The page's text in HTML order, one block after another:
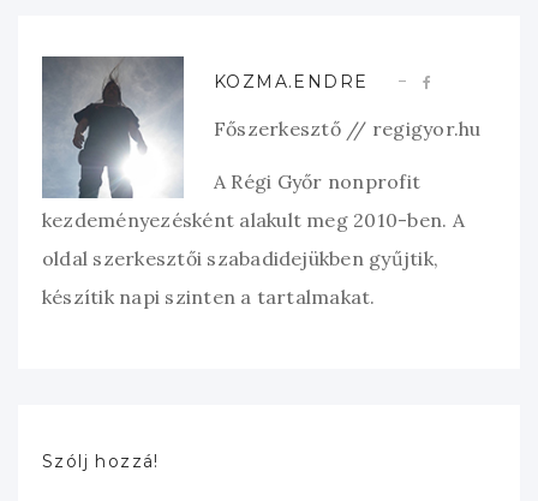
KOZMA.ENDRE
Főszerkesztő // regigyor.hu
A Régi Győr nonprofit
kezdeményezésként alakult meg 2010-ben. A
oldal szerkesztői szabadidejükben gyűjtik,
készítik napi szinten a tartalmakat.
Szólj hozzá!